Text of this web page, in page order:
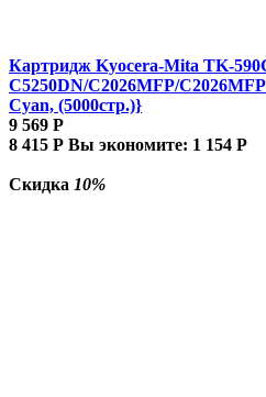
Картридж Kyocera-Mita TK-
C5250DN/C2026MFP/
Cyan, (5000стр.)}
9 569 Р
8 415 Р Вы экономите: 1 154 Р
Скидка 10%